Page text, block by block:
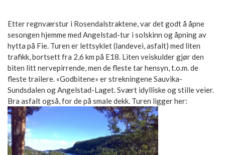
Etter regnværstur i Rosendalstraktene, var det godt å åpne
sesongen hjemme med Angelstad-tur i solskinn og åpning av
hytta på Fie. Turen er lettsyklet (landevei, asfalt) med liten
trafikk, bortsett fra 2,6 km på E18. Liten veiskulder gjør den
biten litt nervepirrende, men de fleste tar hensyn, t.o.m. de
fleste trailere. «Godbitene» er strekningene Sauvika-
Sundsdalen og Angelstad-Laget. Svært idylliske og stille veier.
Bra asfalt også, for de på smale dekk. Turen ligger her: